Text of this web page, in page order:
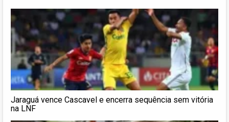
Jaraguá vence Cascavel e encerra sequência sem vitória
na LNF